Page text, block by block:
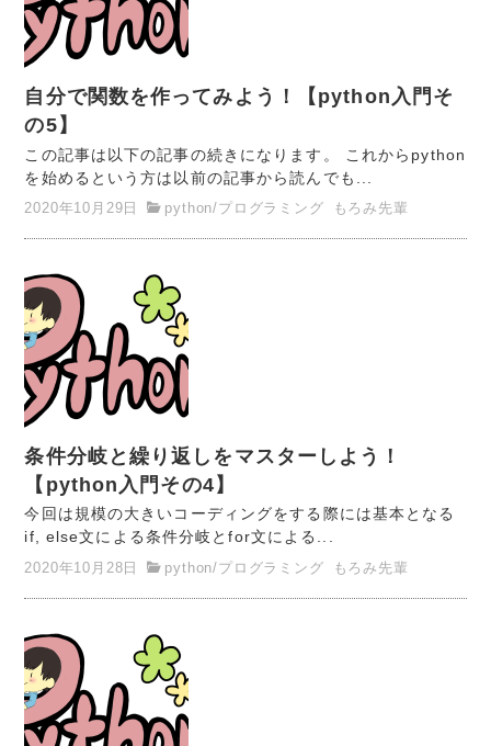
自分で関数を作ってみよう！【python入門そ
の5】
この記事は以下の記事の続きになります。 これからpython
を始めるという方は以前の記事から読んでも...
2020年10月29日
python/プログラミング もろみ先輩
条件分岐と繰り返しをマスターしよう！
【python入門その4】
今回は規模の大きいコーディングをする際には基本となる
if, else文による条件分岐とfor文による...
2020年10月28日
python/プログラミング もろみ先輩